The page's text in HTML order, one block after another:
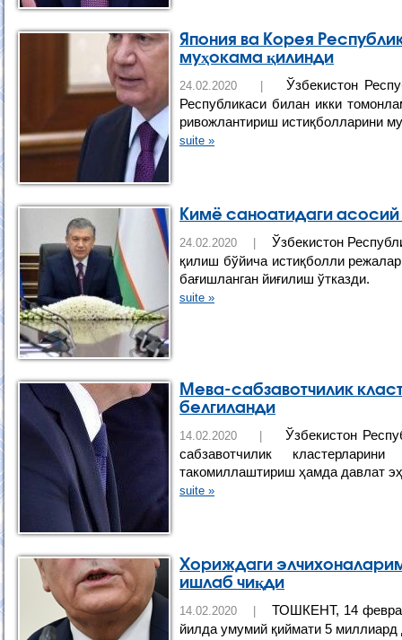
Япония ва Корея
муҳокама қилинди
24.02.2020 |
Ўзбекистон
Республикаси билан икки
ривожлантириш истиқболларини
suite »
Кимё саноатидаги
24.02.2020 |
Ўзбекистон
қилиш бўйича истиқболли
бағишланган йиғилиш ўтказди.
suite »
Мева-сабзавотчилик
белгиланди
14.02.2020 |
Ўзбекистон
сабзавотчилик
такомиллаштириш ҳамда давлат
suite »
Хориждаги
ишлаб чиқди
14.02.2020 |
ТОШКЕНТ, 14
йилда умумий қиймати 5 миллиард